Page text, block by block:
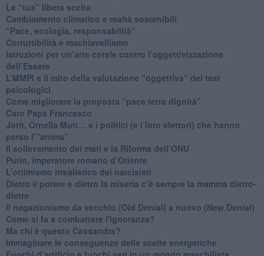
​Le “tua” libera scelta
Cambiamento climatico e realtà sostenibili
“Pace, ecologia, responsabilità”
​Corruttibilità e machiavellismo
Istruzioni per un’arte corale contro l’oggettivizzazione
dell’Essere
​L’MMPI e il mito della valutazione “oggettiva” dei test
psicologici
Come migliorare la proposta “pace terra dignità”
Caro Papa Francesco
​Jorit, Ornella Muti… e i politici (e i loro elettori) che hanno
perso l’”anima”
​Il sollevamento dei mari e la Riforma dell’ONU
Putin, imperatore romano d’Oriente
​L’ottimismo irrealistico dei narcisisti
​Dietro il potere e dietro la miseria c’è sempre la mamma dietro-
dietro
Il negazionismo da vecchio (Old Denial) a nuovo (New Denial)
Come si fa a combattere l'ignoranza?
Ma chi è questo Cassandra?
Immaginare le conseguenze delle scelte energetiche